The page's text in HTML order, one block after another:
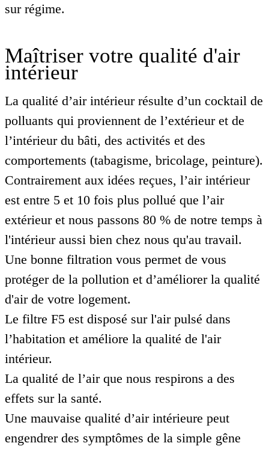
sur régime.
Maîtriser votre qualité d'air
intérieur
La qualité d’air intérieur résulte d’un cocktail de
polluants qui proviennent de l’extérieur et de
l’intérieur du bâti, des activités et des
comportements (tabagisme, bricolage, peinture).
Contrairement aux idées reçues, l’air intérieur
est entre 5 et 10 fois plus pollué que l’air
extérieur et nous passons 80 % de notre temps à
l'intérieur aussi bien chez nous qu'au travail.
Une bonne filtration vous permet de vous
protéger de la pollution et d’améliorer la qualité
d'air de votre logement.
Le filtre F5 est disposé sur l'air pulsé dans
l’habitation et améliore la qualité de l'air
intérieur.
La qualité de l’air que nous respirons a des
effets sur la santé.
Une mauvaise qualité d’air intérieure peut
engendrer des symptômes de la simple gêne